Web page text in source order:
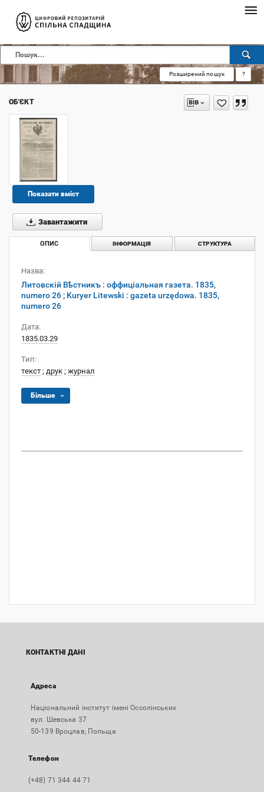
Розширений пошук ?
ОБ'ЄКТ
Показати вміст
Завантажити
ОПИС ІНФОРМАЦІЯ СТРУКТУРА
Назва:
Литовскій Вѣстникъ : оффиціальная газета. 1835,
numero 26 ; Kuryer Litewski : gazeta urzędowa. 1835,
numero 26
Дата:
1835.03.29
Тип:
текст ; друк ; журнал
Більше
КОНТАКТНІ ДАНІ
Адреса
Національний інститут імені Оссолінських
вул. Шевська 37
50-139 Вроцлав, Польща
Телефон
(+48) 71 344 44 71